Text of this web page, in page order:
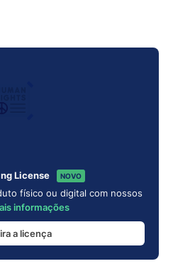
License NOVO
físico ou digital com nossos
informações
a licença